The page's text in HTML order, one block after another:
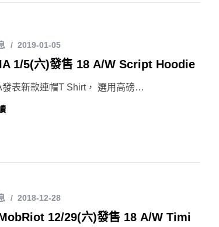
2019-01-05
1/5(六)發售 18 A/W Script Hoodie
發表新款連帽T Shirt， 選用高磅…
2018-12-28
12/29(六)發售 18 A/W Timi